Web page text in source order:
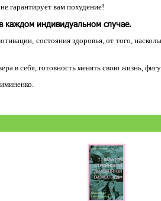
гарантирует вам похудение!
каждом индивидуальном случае.
состояния здоровья, от того,
в себя, готовность менять свою жизнь,